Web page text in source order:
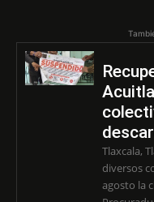
Tlaxcala,
diversos
agosto la